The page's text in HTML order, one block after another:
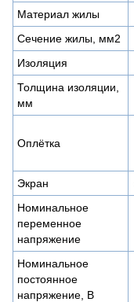
Материал жилы
Сечение жилы, мм2
Изоляция
Толщина изоляции,
мм
Оплётка
Экран
Номинальное
переменное
напряжение
Номинальное
постоянное
напряжение, В